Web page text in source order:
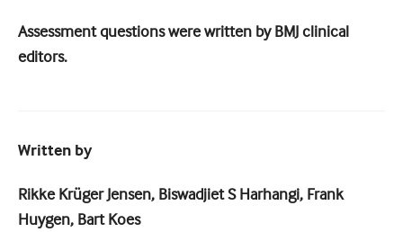
Assessment questions were written by BMJ clinical
editors.
Written by
Rikke Krüger Jensen, Biswadjiet S Harhangi, Frank
Huygen, Bart Koes